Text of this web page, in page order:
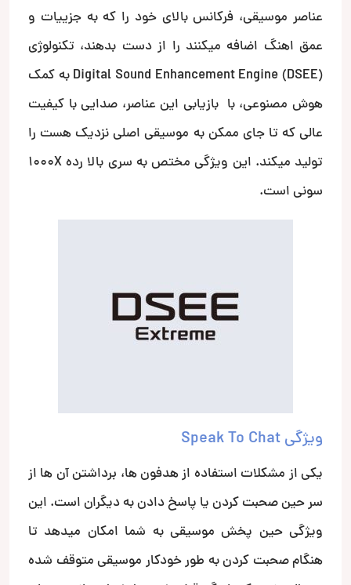
عناصر موسیقی، فرکانس بالای خود را که به جزییات و
عمق اهنگ اضافه میکنند را از دست بدهند، تکنولوژی
Digital Sound Enhancement Engine (DSEE) به کمک
هوش مصنوعی، با بازیابی این عناصر، صدایی با کیفیت
عالی که تا جای ممکن به موسیقی اصلی نزدیک هست را
تولید می­کند. این ویژگی مختص به سری بالا رده 1000X
سونی است.
ویژگی Speak To Chat
یکی از مشکلات استفاده از هدفون ها، برداشتن آن ها از
سر حین صحبت کردن یا پاسخ دادن به دیگران است. این
ویژگی حین پخش موسیقی به شما امکان می­دهد تا
هنگام صحبت کردن به طور خودکار موسیقی متوقف شده